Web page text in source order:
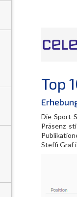
Top
Die Sport-
Präsenz
Steffi Graf